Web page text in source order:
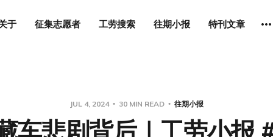
于 征集志愿者 工劳搜索 往期小报 特刊文章
JUL 4, 2024 30 MIN READ 往期小报
车悲剧背后｜工劳小报